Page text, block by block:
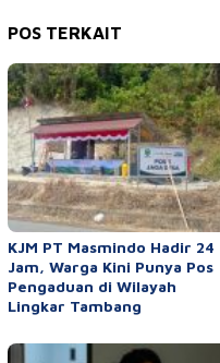
POS TERKAIT
KJM PT Masmindo Hadir 24
Jam, Warga Kini Punya Pos
Pengaduan di Wilayah
Lingkar Tambang